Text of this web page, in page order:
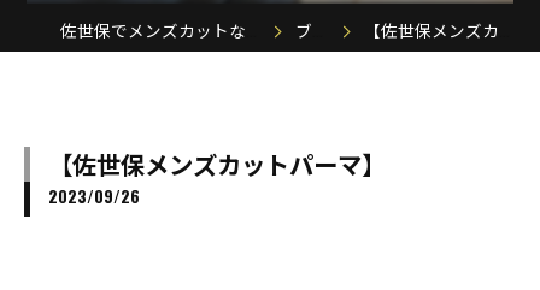
ブログ 【佐世保メンズカットパーマ】
【佐世保メンズカットパーマ】
2023/09/26